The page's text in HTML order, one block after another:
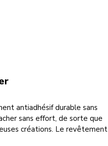
antiadhésif durable sans
sans effort, de sorte que
créations. Le revêtement